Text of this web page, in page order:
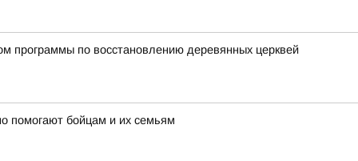
программы по восстановлению деревянных церквей
помогают бойцам и их семьям